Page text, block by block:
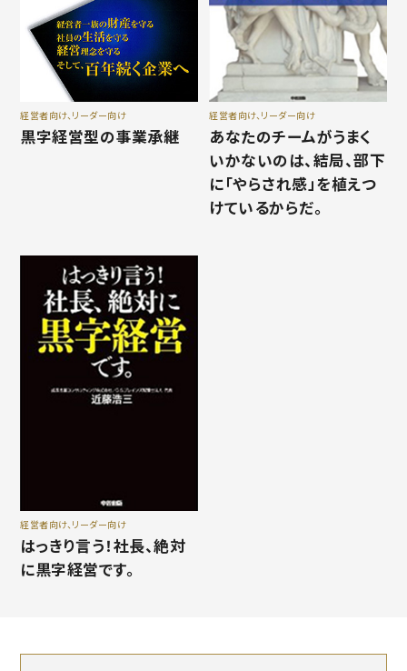
経営者向け、リーダー向け
黒字経営型の事業承継
経営者向け、リーダー向け
あなたのチームがうまく
いかないのは、結局、部下
に「やらされ感」を植えつ
けているからだ。
経営者向け、リーダー向け
はっきり言う！社長、絶対
に黒字経営です。